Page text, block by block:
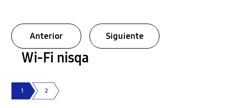
Anterior Siguiente
Wi-Fi nisqa
1 2